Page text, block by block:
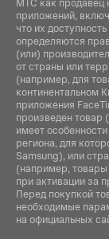
приложений,
что их
определяются
(или)
от страны или
(например, для
континентальном
приложения
произведен
имеет
региона, для
Samsung), или
(например,
при активации за
Перед покупкой
необходимые
на официальных